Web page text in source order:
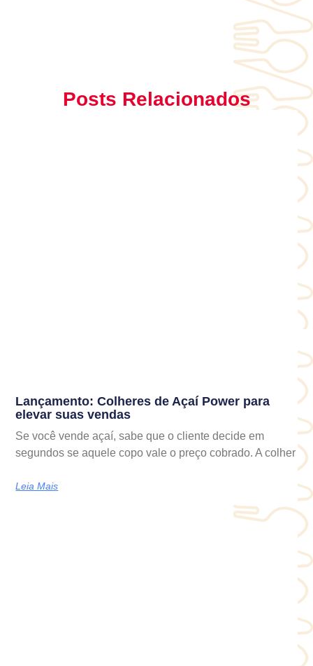
Posts Relacionados
Lançamento: Colheres de Açaí Power para
elevar suas vendas
Se você vende açaí, sabe que o cliente decide em
segundos se aquele copo vale o preço cobrado. A colher
Leia Mais